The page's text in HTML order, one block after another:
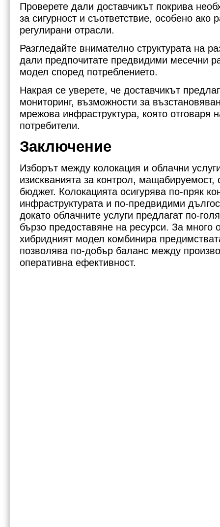
Проверете дали доставчикът покрива
за сигурност и съответствие, особено ако
регулирани отрасли.
Разгледайте внимателно структурата на
дали предпочитате предвидими месечни
модел според потреблението.
Накрая се уверете, че доставчикът
мониторинг, възможности за
мрежова инфраструктура, която отговаря
потребители.
Заключение
Изборът между колокация и облачни
изискванията за контрол, мащабируемост,
бюджет. Колокацията осигурява по-пряк
инфраструктурата и по-предвидими
докато облачните услуги предлагат по-
бързо предоставяне на ресурси. За много
хибридният модел комбинира
позволява по-добър баланс между
оперативна ефективност.